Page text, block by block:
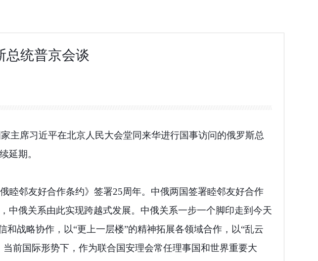
总统普京会谈
主席习近平在北京人民大会堂同来华进行国事访问的俄罗斯总
延期。
睦邻友好合作条约》签署25周年。中俄两国签署睦邻友好合作
中俄关系由此实现跨越式发展。中俄关系一步一个脚印走到今天
战略协作，以“更上一层楼”的精神拓展各领域合作，以“乱云
前国际形势下，作为联合国安理会常任理事国和世界重要大